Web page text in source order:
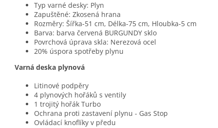
Typ varné desky: Plyn
Zapuštěné: Zkosená hrana
Rozměry: Šířka-51 cm, Délka-75 cm, Hloubka-5 cm
Barva: barva červená BURGUNDY sklo
Povrchová úprava skla: Nerezová ocel
20% úspora spotřeby plynu
Varná deska plynová
Litinové podpěry
4 plynových hořáků s ventily
1 trojitý hořák Turbo
Ochrana proti zastavení plynu - Gas Stop
Ovládací knoflíky v předu